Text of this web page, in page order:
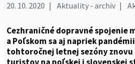
20. 10. 2020 Aktuality - archiv
Cezhraničné dopravné spojenie
a Poľskom sa aj napriek
tohtoročnej letnej sezóny